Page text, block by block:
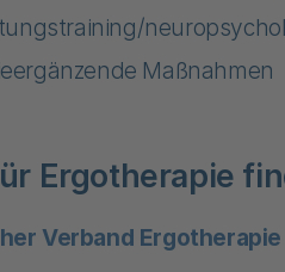
Maßnahmen
Ergotherapie
Verband Ergotherapie